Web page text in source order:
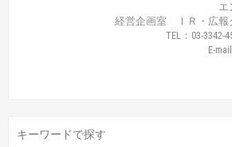
エ
経営企画室 ＩＲ・広
TEL：03-3342-
E-